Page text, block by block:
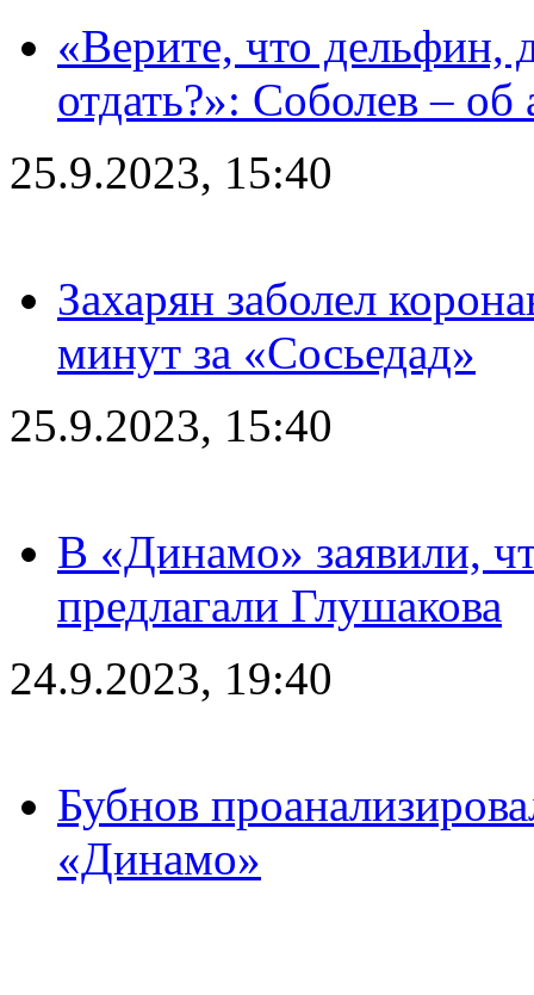
«Верите, что дельфин,
отдать?»: Соболев – об
25.9.2023, 15:40
Захарян заболел
минут за «Сосьедад»
25.9.2023, 15:40
В «Динамо» заявили,
предлагали Глушакова
24.9.2023, 19:40
Бубнов
«Динамо»